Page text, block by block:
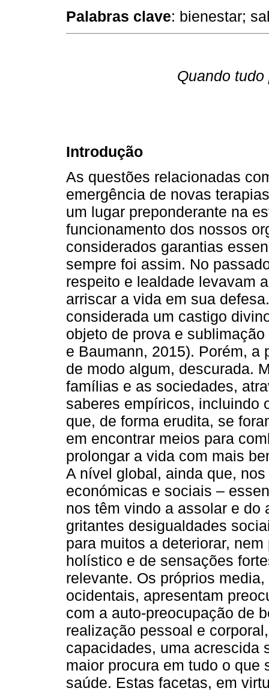
Palabras clave: bienestar;
Quando
Introdução
As questões relacionadas
emergência de novas
um lugar preponderante na
funcionamento dos nossos
considerados garantias
sempre foi assim. No
respeito e lealdade levavam
arriscar a vida em sua
considerada um castigo
objeto de prova e
e Baumann, 2015). Porém, a
de modo algum, descurada.
famílias e as sociedades,
saberes empíricos, incluindo
que, de forma erudita, se
em encontrar meios para
prolongar a vida com mais
A nível global, ainda que,
económicas e sociais –
nos têm vindo a assolar e do
gritantes desigualdades
para muitos a deteriorar,
holístico e de sensações
relevante. Os próprios
ocidentais, apresentam
com a auto-preocupação de
realização pessoal e
capacidades, uma acrescida
maior procura em tudo o que
saúde. Estas facetas, em